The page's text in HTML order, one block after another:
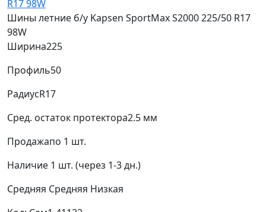
Шины летние б/у Kapsen SportMax S2000 225/50 R17
98W
Ширина225
Профиль50
РадиусR17
Сред. остаток протектора2.5 мм
Продажапо 1 шт.
Наличие 1 шт. (через 1-3 дн.)
Средняя Средняя Низкая